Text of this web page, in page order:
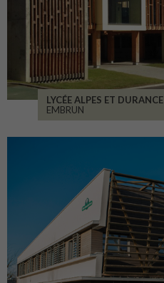
LYCÉE ALPES ET DURANCE
EMBRUN